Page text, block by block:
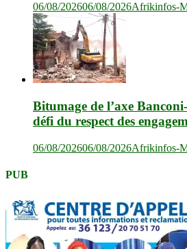
06/08/202606/08/2026Afrikinfos-
Bitumage de l’axe
défi du respect des
06/08/202606/08/2026Afrikinfos-
PUB